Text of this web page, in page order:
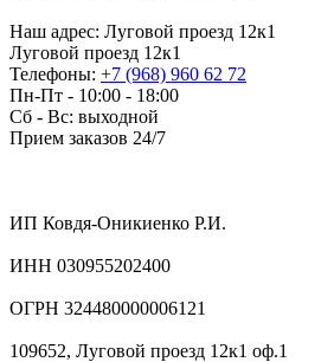
Наш адрес: Луговой проезд 12к1
Луговой проезд 12к1
Телефоны: +7 (968) 960 62 72
Пн-Пт - 10:00 - 18:00
Сб - Вс: выходной
Прием заказов 24/7
ИП Ковдя-Оникиенко Р.И.
ИНН 030955202400
ОГРН 324480000006121
109652, Луговой проезд 12к1 оф.1